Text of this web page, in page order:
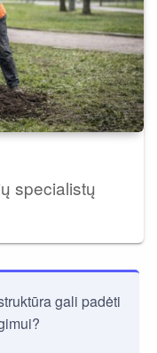
specialistų
gali padėti